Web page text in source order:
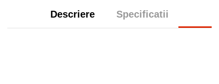
Descriere Specificatii